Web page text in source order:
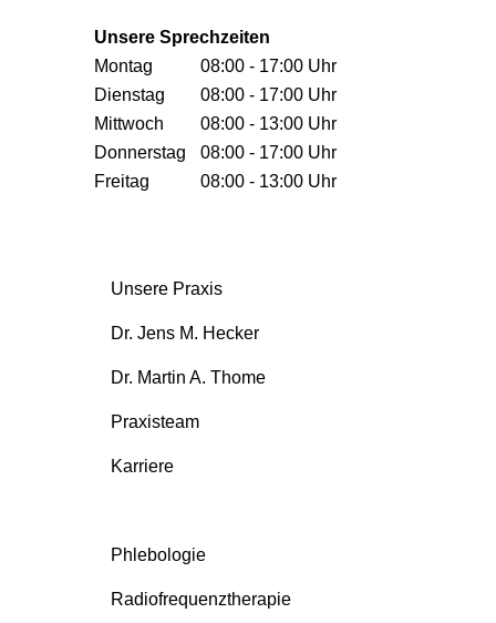
Unsere Sprechzeiten
Montag
08:00 - 17:00 Uhr
Dienstag
08:00 - 17:00 Uhr
Mittwoch
08:00 - 13:00 Uhr
Donnerstag
08:00 - 17:00 Uhr
Freitag
08:00 - 13:00 Uhr
Unsere Praxis
Dr. Jens M. Hecker
Dr. Martin A. Thome
Praxisteam
Karriere
Phlebologie
Radiofrequenztherapie